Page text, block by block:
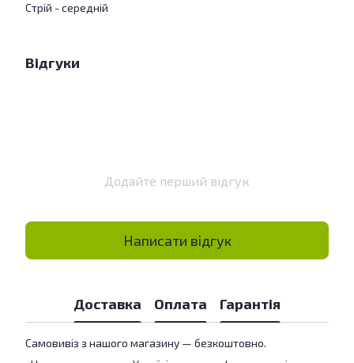
Стрій - середній
Відгуки
Додайте перший відгук
Написати відгук
Доставка Оплата Гарантія
Самовивіз з нашого магазину — безкоштовно.